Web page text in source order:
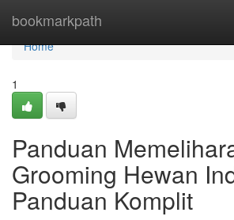
bookmarkpath
Home
Home
1
Panduan
Grooming Hewan
Panduan Komplit